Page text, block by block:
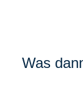
Was